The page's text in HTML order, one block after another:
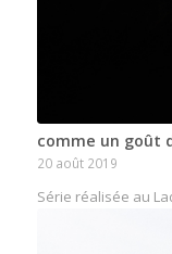
comme un goût
20 août 2019
Série réalisée au